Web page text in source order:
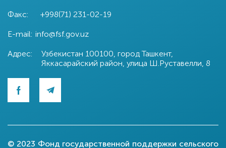
Факс: +998(71) 231-02-19
E-mail: info@fsf.gov.uz
Адрес:
Узбекистан 100100, город Ташкент,
Яккасарайский район, улица Ш.Руставелли, 8
© 2023 Фонд государственной поддержки сельского